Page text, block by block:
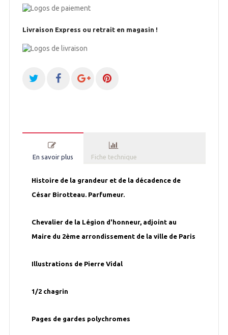
Livraison Express ou retrait en magasin !
En savoir plus Fiche technique
Histoire de la grandeur et de la décadence de
César Birotteau. Parfumeur.
Chevalier de la Légion d'honneur, adjoint au
Maire du 2ème arrondissement de la ville de Paris
Illustrations de Pierre Vidal
1/2 chagrin
Pages de gardes polychromes